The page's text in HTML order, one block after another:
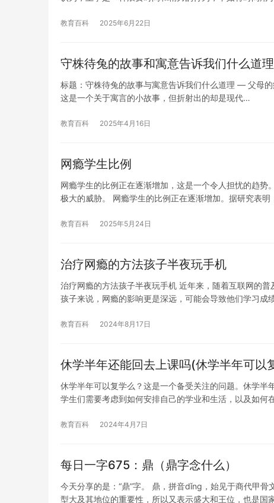
教育百科 2025年6月22日
守株待兔的故事和寓意告诉我们什么道理
标题：守株待兔的故事与寓意告诉我们什么道理 — 父母
这是一个关于寓言的小故事，但折射出的却是现代…
教育百科 2025年4月16日
网瘾学生比例
网瘾学生的比例正在逐渐增加，这是一个令人担忧的趋
极大的威胁。 网瘾学生的比例正在逐渐增加。据研究表
教育百科 2025年5月24日
治疗网瘾的方法孩子半夜玩手机
治疗网瘾的方法孩子半夜玩手机 近年来，随着互联网的
孩子来说，网瘾的影响更是深远，可能会导致他们学习成
教育百科 2024年8月17日
休学半年还能回去上课吗(休学半年可以
休学半年可以复学么？这是一个备受关注的问题。休学半
学生们需要考虑到如何安排自己的学业和生活，以及如何
教育百科 2024年4月7日
每日一字675：鼎（鼎字念什么）
今天分享的是：“鼎”字。 鼎，拼音dǐng，始见于商代甲
型大及其地位的重要性，所以又表示盛大和王位，也是国